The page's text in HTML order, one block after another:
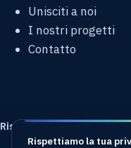
Unisciti a noi
I nostri progetti
Contatto
Risorse
Rispettiamo la tua